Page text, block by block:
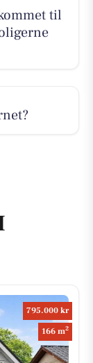
til
795.000 kr
166 m2